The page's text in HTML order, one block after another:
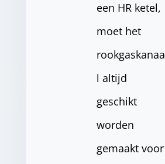
een HR ketel,
moet het
rookgaskanaa
l altijd
geschikt
worden
gemaakt voor